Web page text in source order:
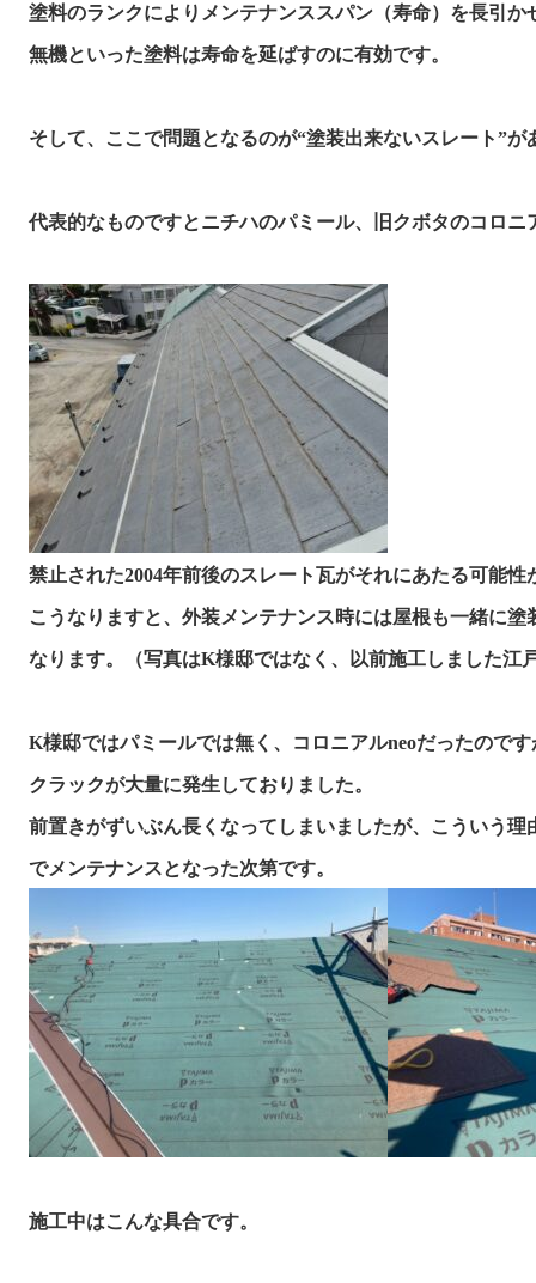
塗料のランクによりメンテナンススパン（寿命）を長引か
無機といった塗料は寿命を延ばすのに有効です。
そして、ここで問題となるのが“塗装出来ないスレート”が
代表的なものですとニチハのパミール、旧クボタのコロニ
禁止された2004年前後のスレート瓦がそれにあたる可能性
なります。（写真はK様邸ではなく、以前施工しました江
クラックが大量に発生しておりました。
前置きがずいぶん長くなってしまいましたが、こういう理
施工中はこんな具合です。